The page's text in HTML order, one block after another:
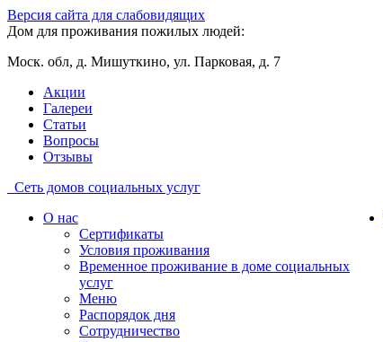
Версия сайта для слабовидящих
Дом для проживания пожилых людей:
Моск. обл, д. Мишуткино, ул. Парковая, д. 7
Акции
Галереи
Статьи
Вопросы
Отзывы
Сеть домов социальных услуг
О нас
Сертификаты
Условия проживания
Временное проживание в доме социальных
услуг
Меню
Распорядок дня
Сотрудничество